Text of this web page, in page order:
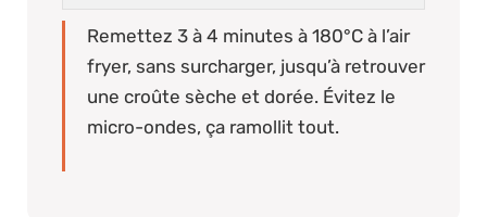
Remettez 3 à 4 minutes à 180°C à l’air
fryer, sans surcharger, jusqu’à retrouver
une croûte sèche et dorée. Évitez le
micro-ondes, ça ramollit tout.